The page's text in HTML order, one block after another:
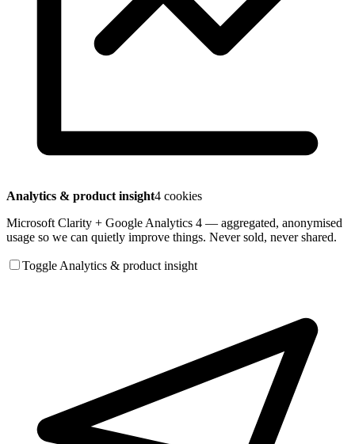
Analytics & product insight4 cookies
Microsoft Clarity + Google Analytics 4 — aggregated, anonymised
usage so we can quietly improve things. Never sold, never shared.
Toggle Analytics & product insight